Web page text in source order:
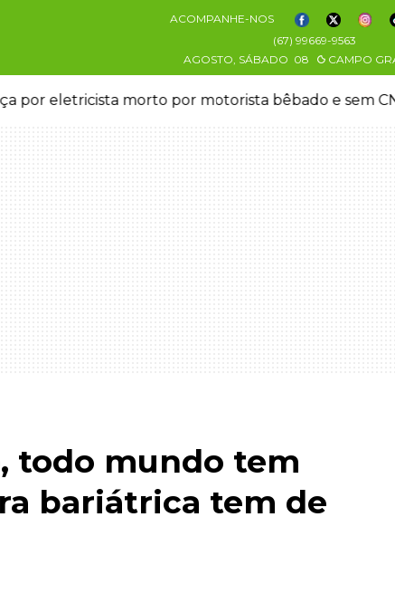
ACOMPANHE-NOS
(67) 99669-9563
AGOSTO, SÁBADO 08 CAMPO
por eletricista morto por motorista bêbado e sem
todo mundo tem
bariátrica tem de